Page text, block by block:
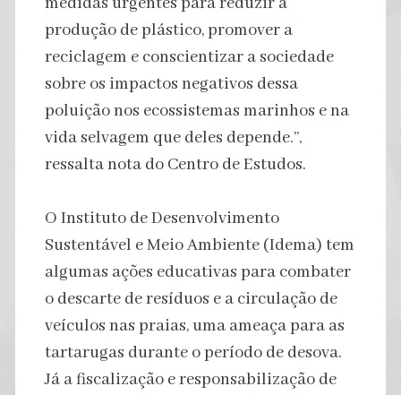
produção de plástico, promover a
reciclagem e conscientizar a sociedade
sobre os impactos negativos dessa
poluição nos ecossistemas marinhos e na
vida selvagem que deles depende.”,
ressalta nota do Centro de Estudos.
O Instituto de Desenvolvimento
Sustentável e Meio Ambiente (Idema) tem
algumas ações educativas para combater
o descarte de resíduos e a circulação de
veículos nas praias, uma ameaça para as
tartarugas durante o período de desova.
Já a fiscalização e responsabilização de